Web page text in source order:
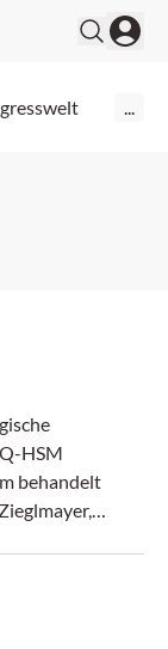
HSM
behandelt